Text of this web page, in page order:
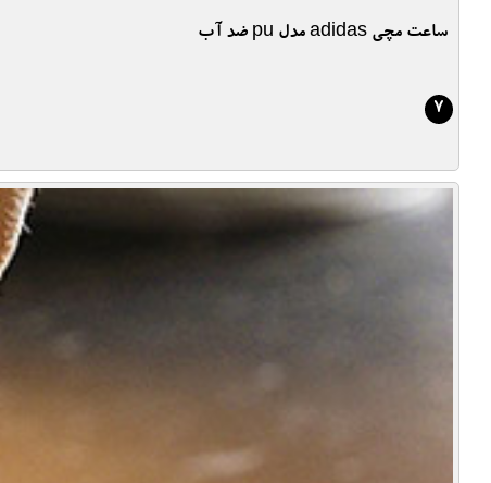
ساعت مچی adidas مدل pu ضد آب
7